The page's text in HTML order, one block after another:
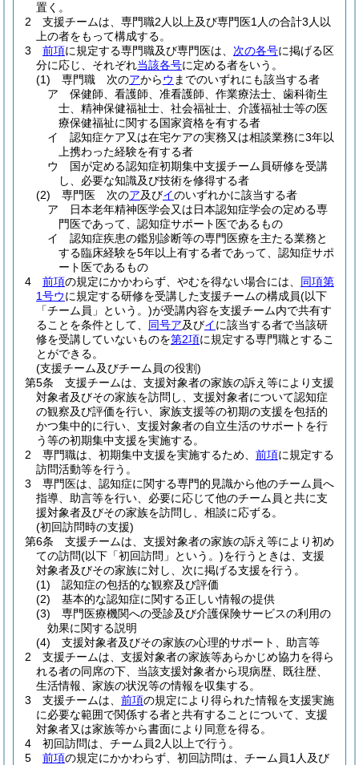
置く。
2
支援チームは、専門職2人以上及び専門医1人の合計3人以
上の者をもって構成する。
3
前項に規定する専門職及び専門医は、 次の各号に掲げる区
分に応じ、それぞれ当該各号に定める者をいう。
(1)
専門職 次のアからウ までのいずれにも該当する者
ア
保健師、看護師、准看護師、作業療法士、歯科衛生
士、精神保健福祉士、社会福祉士、介護福祉士等の医
療保健福祉に関する国家資格を有する者
イ
認知症ケア又は在宅ケアの実務又は相談業務に3年以
上携わった経験を有する者
ウ
国が定める認知症初期集中支援チーム員研修を受講
し、必要な知識及び技術を修得する者
(2)
専門医 次のア及びイのいずれかに該当する者
ア
日本老年精神医学会又は日本認知症学会の定める専
門医であって、認知症サポート医であるもの
イ
認知症疾患の鑑別診断等の専門医療を主たる業務と
する臨床経験を5年以上有する者であって、認知症サポ
ート医であるもの
4
前項の規定にかかわらず、やむを得ない場合には、 同項第
1号ウに規定する研修を受講した支援チームの構成員(以下
「チーム員」という。)が受講内容を支援チーム内で共有す
ることを条件として、 同号ア及びイに該当する者で当該研
修を受講していないものを第2項に規定する専門職とするこ
とができる。
(支援チーム及びチーム員の役割)
第5条
支援チームは、支援対象者の家族の訴え等により支援
対象者及びその家族を訪問し、支援対象者について認知症
の観察及び評価を行い、家族支援等の初期の支援を包括的
かつ集中的に行い、支援対象者の自立生活のサポートを行
う等の初期集中支援を実施する。
2
専門職は、初期集中支援を実施するため、 前項に規定する
訪問活動等を行う。
3
専門医は、認知症に関する専門的見識から他のチーム員へ
指導、助言等を行い、必要に応じて他のチーム員と共に支
援対象者及びその家族を訪問し、相談に応ずる。
(初回訪問時の支援)
第6条
支援チームは、支援対象者の家族の訴え等により初め
ての訪問(以下「初回訪問」という。)を行うときは、支援
対象者及びその家族に対し、次に掲げる支援を行う。
(1)
認知症の包括的な観察及び評価
(2)
基本的な認知症に関する正しい情報の提供
(3)
専門医療機関への受診及び介護保険サービスの利用の
効果に関する説明
(4)
支援対象者及びその家族の心理的サポート、助言等
2
支援チームは、支援対象者の家族等あらかじめ協力を得ら
れる者の同席の下、当該支援対象者から現病歴、既往歴、
生活情報、家族の状況等の情報を収集する。
3
支援チームは、 前項の規定により得られた情報を支援実施
に必要な範囲で関係する者と共有することについて、支援
対象者又は家族等から書面により同意を得る。
4
初回訪問は、チーム員2人以上で行う。
5
前項の規定にかかわらず、初回訪問は、チーム員1人及び